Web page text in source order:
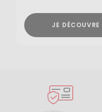
JE DÉCOUVRE